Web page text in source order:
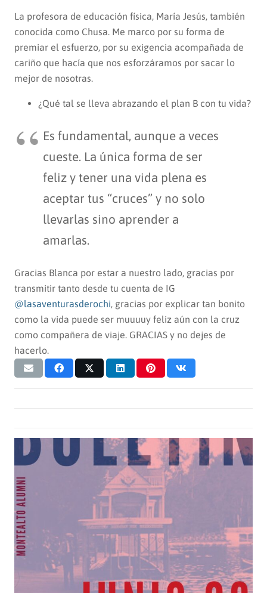
La profesora de educación física, María Jesús, también
conocida como Chusa. Me marco por su forma de
premiar el esfuerzo, por su exigencia acompañada de
cariño que hacía que nos esforzáramos por sacar lo
mejor de nosotras.
¿Qué tal se lleva abrazando el plan B con tu vida?
Es fundamental, aunque a veces
cueste. La única forma de ser
feliz y tener una vida plena es
aceptar tus “cruces” y no solo
llevarlas sino aprender a
amarlas.
Gracias Blanca por estar a nuestro lado, gracias por
transmitir tanto desde tu cuenta de IG
@lasaventurasderochi , gracias por explicar tan bonito
como la vida puede ser muuuuy feliz aún con la cruz
como compañera de viaje. GRACIAS y no dejes de
hacerlo.